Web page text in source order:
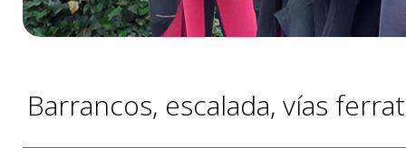
Barrancos, escalada, vías